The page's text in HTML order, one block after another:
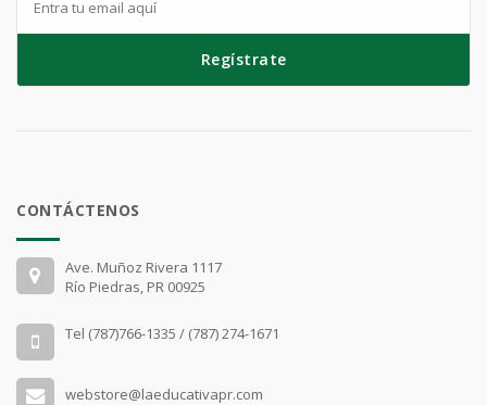
Regístrate
CONTÁCTENOS
Ave. Muñoz Rivera 1117
Río Piedras, PR 00925
Tel (787)766-1335 / (787) 274-1671
webstore@laeducativapr.com